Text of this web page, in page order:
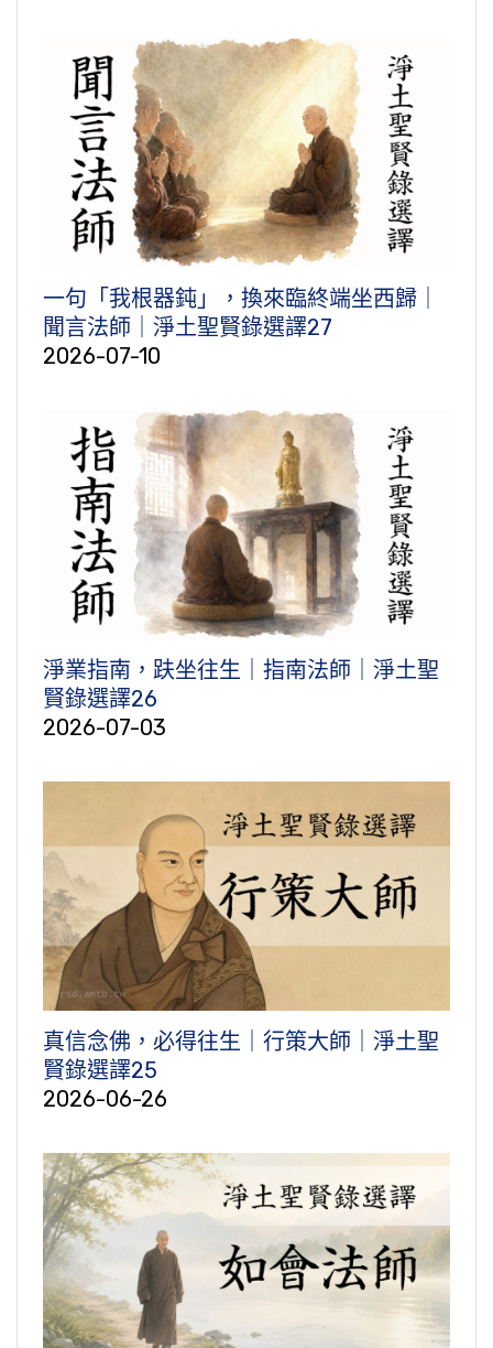
一句「我根器鈍」，換來臨終端坐西歸｜
聞言法師｜淨土聖賢錄選譯27
2026-07-10
淨業指南，趺坐往生｜指南法師｜淨土聖
賢錄選譯26
2026-07-03
真信念佛，必得往生｜行策大師｜淨土聖
賢錄選譯25
2026-06-26